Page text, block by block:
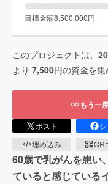
目標金額8,500,000円
このプロジェクトは、
より 7,500円の資金を集
もう一
ポスト
埋め込み
QR
60歳で乳がんを患い
ていると感じている